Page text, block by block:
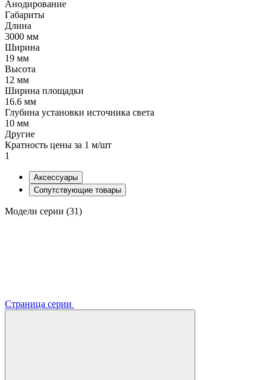
Анодирование
Габариты
Длина
3000 мм
Ширина
19 мм
Высота
12 мм
Ширина площадки
16.6 мм
Глубина установки источника света
10 мм
Другие
Кратность цены за 1 м/шт
1
Аксессуары
Сопутствующие товары
Модели серии (31)
Страница серии